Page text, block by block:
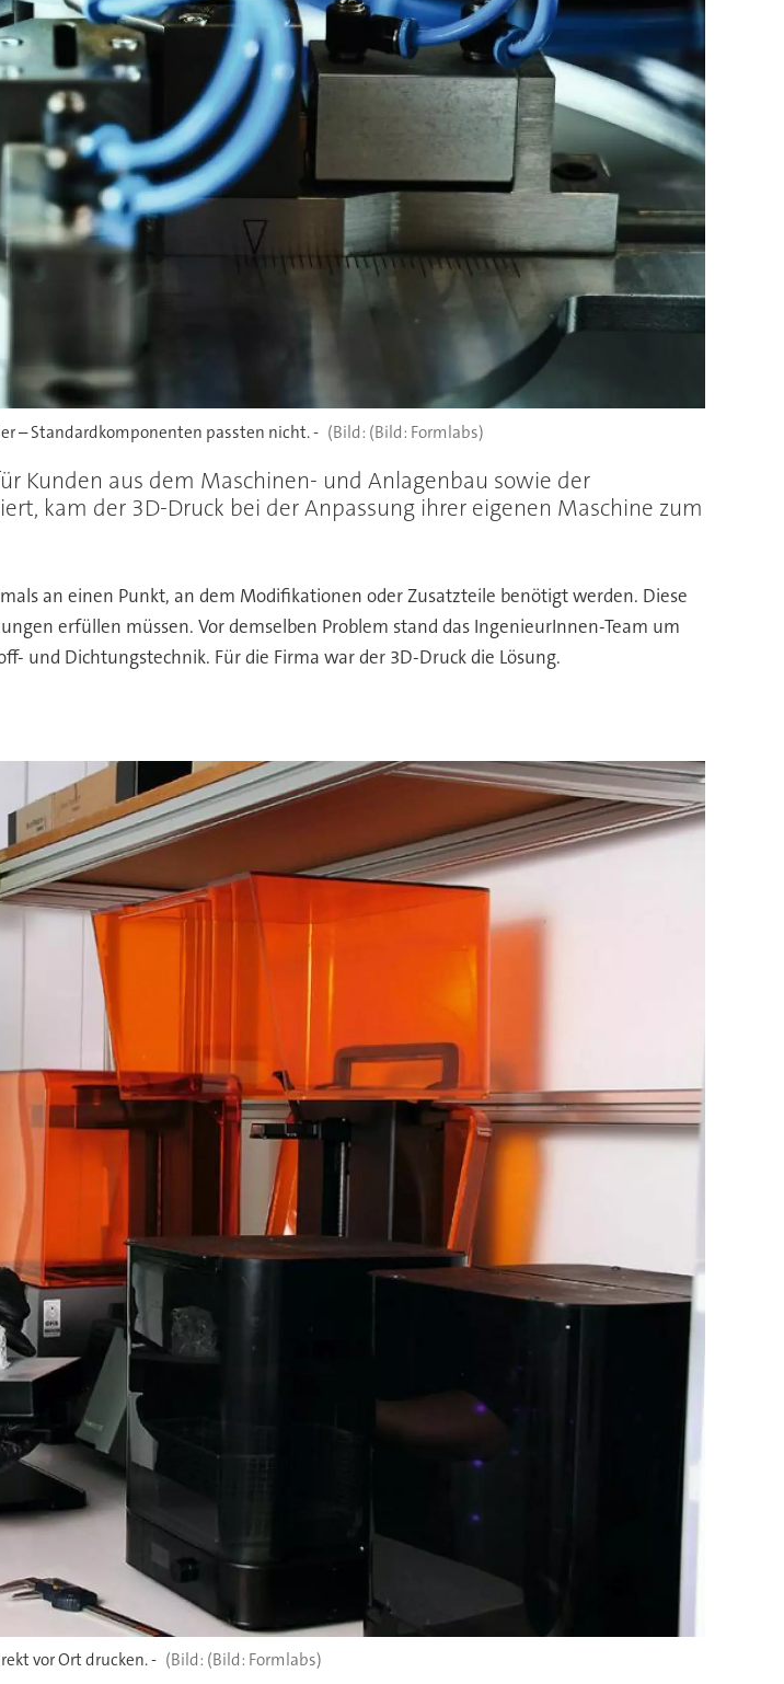
– Standardkomponenten passten nicht. - (Bild: Formlabs)
Kunden aus dem Maschinen- und Anlagenbau sowie der
kam der 3D-Druck bei der Anpassung ihrer eigenen Maschine zum
an einen Punkt, an dem Modifikationen oder Zusatzteile benötigt werden. Diese
erfüllen müssen. Vor demselben Problem stand das IngenieurInnen-Team um
und Dichtungstechnik. Für die Firma war der 3D-Druck die Lösung.
vor Ort drucken. - (Bild: Formlabs)